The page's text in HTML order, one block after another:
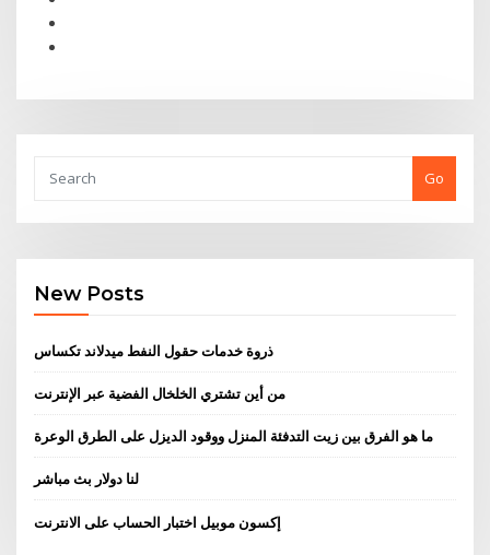
Go
New Posts
ذروة خدمات حقول النفط ميدلاند تكساس
من أين تشتري الخلخال الفضية عبر الإنترنت
ما هو الفرق بين زيت التدفئة المنزل ووقود الديزل على الطرق الوعرة
لنا دولار بث مباشر
إكسون موبيل اختبار الحساب على الانترنت